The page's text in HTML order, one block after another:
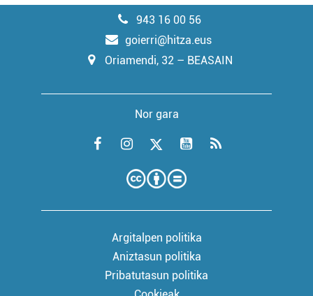
943 16 00 56
goierri@hitza.eus
Oriamendi, 32 – BEASAIN
Nor gara
Argitalpen politika
Aniztasun politika
Pribatutasun politika